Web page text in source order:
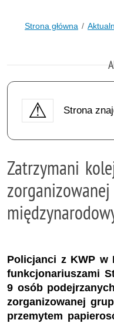
Strona główna
Strona
Zatrzymani
Policjanci z KWP w
funkcjonariuszami
9 osób
zorganizowanej
przemytem